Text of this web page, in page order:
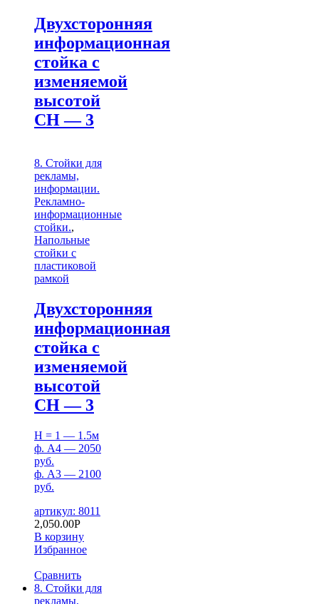
Двухсторонняя
информационная
стойка с
изменяемой
высотой
СН — 3
8. Стойки для
рекламы,
информации.
Рекламно-
информационные
стойки.,
Напольные
стойки с
пластиковой
рамкой
Двухсторонняя
информационная
стойка с
изменяемой
высотой
СН — 3
H = 1 — 1.5м
ф. А4 — 2050
руб.
ф. А3 — 2100
руб.
артикул: 8011
2,050.00Р
В корзину
Избранное
Сравнить
8. Стойки для
рекламы,